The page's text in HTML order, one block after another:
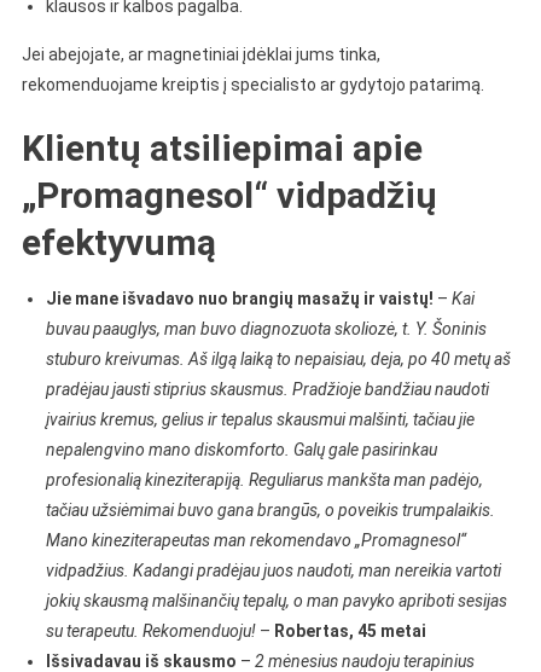
klausos ir kalbos pagalba.
Jei abejojate, ar magnetiniai įdėklai jums tinka,
rekomenduojame kreiptis į specialisto ar gydytojo patarimą.
Klientų atsiliepimai apie
„Promagnesol“ vidpadžių
efektyvumą
Jie mane išvadavo nuo brangių masažų ir vaistų! – Kai
buvau paauglys, man buvo diagnozuota skoliozė, t. Y. Šoninis
stuburo kreivumas. Aš ilgą laiką to nepaisiau, deja, po 40 metų aš
pradėjau jausti stiprius skausmus. Pradžioje bandžiau naudoti
įvairius kremus, gelius ir tepalus skausmui malšinti, tačiau jie
nepalengvino mano diskomforto. Galų gale pasirinkau
profesionalią kineziterapiją. Reguliarus mankšta man padėjo,
tačiau užsiėmimai buvo gana brangūs, o poveikis trumpalaikis.
Mano kineziterapeutas man rekomendavo „Promagnesol“
vidpadžius. Kadangi pradėjau juos naudoti, man nereikia vartoti
jokių skausmą malšinančių tepalų, o man pavyko apriboti sesijas
su terapeutu. Rekomenduoju!– Robertas, 45 metai
Išsivadavau iš skausmo – 2 mėnesius naudoju terapinius